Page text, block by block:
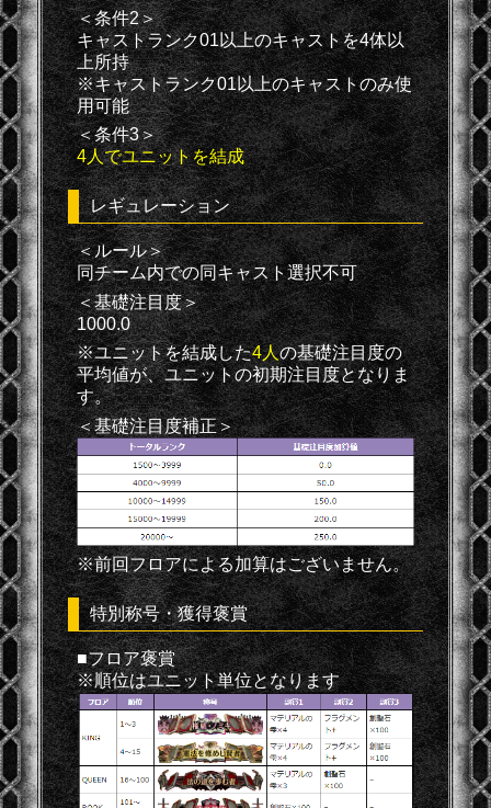
＜条件2＞
キャストランク01以上のキャストを4体以
上所持
※キャストランク01以上のキャストのみ使
用可能
＜条件3＞
4人でユニットを結成
レギュレーション
＜ルール＞
同チーム内での同キャスト選択不可
＜基礎注目度＞
1000.0
※ユニットを結成した4人の基礎注目度の
平均値が、ユニットの初期注目度となりま
す。
＜基礎注目度補正＞
※前回フロアによる加算はございません。
特別称号・獲得褒賞
■フロア褒賞
※順位はユニット単位となります